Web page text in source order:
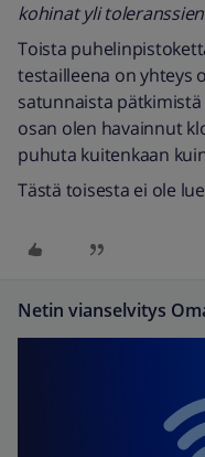
kohinat yli
Toista
testailleena on yhteys
satunnaista
osan olen havainnut
puhuta kuitenkaan
Tästä toisesta ei ole
Netin vianselvitys